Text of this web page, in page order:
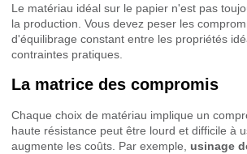
Le matériau idéal sur le papier n'est pas
la production. Vous devez peser les
d'équilibrage constant entre les propriétés
contraintes pratiques.
La matrice des compromis
Chaque choix de matériau implique un
haute résistance peut être lourd et difficile à
augmente les coûts. Par exemple, usinage